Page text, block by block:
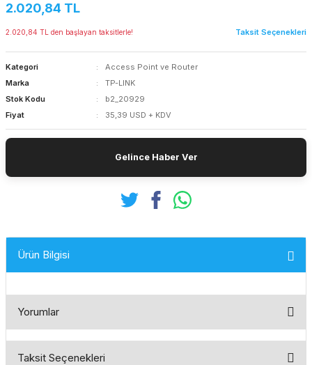
2.020,84 TL
2.020,84 TL den başlayan taksitlerle! Taksit Seçenekleri
Kategori
Access Point ve Router
Marka
TP-LINK
Stok Kodu
b2_20929
Fiyat
35,39 USD + KDV
Gelince Haber Ver
Ürün Bilgisi
Yorumlar
Taksit Seçenekleri